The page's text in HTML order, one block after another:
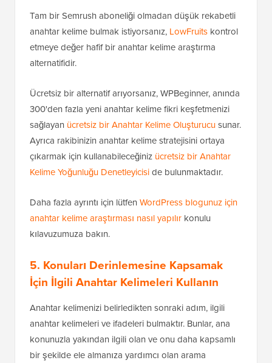
Tam bir Semrush aboneliği olmadan düşük rekabetli
anahtar kelime bulmak istiyorsanız, LowFruits kontrol
etmeye değer hafif bir anahtar kelime araştırma
alternatifidir.
Ücretsiz bir alternatif arıyorsanız, WPBeginner, anında
300'den fazla yeni anahtar kelime fikri keşfetmenizi
sağlayan ücretsiz bir Anahtar Kelime Oluşturucusunar.
Ayrıca rakibinizin anahtar kelime stratejisini ortaya
çıkarmak için kullanabileceğiniz ücretsiz bir Anahtar
Kelime Yoğunluğu Denetleyiciside bulunmaktadır.
Daha fazla ayrıntı için lütfen WordPress blogunuz için
anahtar kelime araştırması nasıl yapılır konulu
kılavuzumuza bakın.
5. Konuları Derinlemesine Kapsamak
İçin İlgili Anahtar Kelimeleri Kullanın
Anahtar kelimenizi belirledikten sonraki adım, ilgili
anahtar kelimeleri ve ifadeleri bulmaktır. Bunlar, ana
konunuzla yakından ilgili olan ve onu daha kapsamlı
bir şekilde ele almanıza yardımcı olan arama